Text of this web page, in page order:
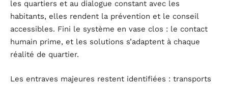
les quartiers et au dialogue constant avec les
habitants, elles rendent la prévention et le conseil
accessibles. Fini le système en vase clos : le contact
humain prime, et les solutions s’adaptent à chaque
réalité de quartier.
Les entraves majeures restent identifiées : transports